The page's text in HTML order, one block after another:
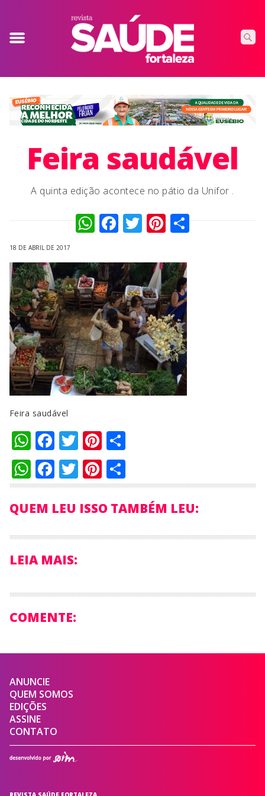
Feira saudável
A quinta edição acontece no pátio da Unifor .
WhatsApp
Facebook
TwitterPinterest
18 DE ABRIL DE 2017
Feira saudável
WhatsApp
Facebook
Twitter
Pinterest
Compartilhar
WhatsApp
Facebook
Twitter
Pinterest
Compartilhar
QUEM LEU ISSO TAMBÉM LEU:
LEIA MAIS:
COMENTE:
ANUNCIE
QUEM SOMOS
EDIÇÕES
ASSINE
CONTATO